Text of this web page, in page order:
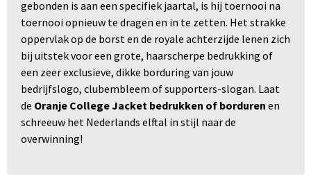
gebonden is aan een specifiek jaartal, is hij toernooi na
toernooi opnieuw te dragen en in te zetten. Het strakke
oppervlak op de borst en de royale achterzijde lenen zich
bij uitstek voor een grote, haarscherpe bedrukking of
een zeer exclusieve, dikke borduring van jouw
bedrijfslogo, clubembleem of supporters-slogan. Laat
de Oranje College Jacket bedrukken of borduren en
schreeuw het Nederlands elftal in stijl naar de
overwinning!